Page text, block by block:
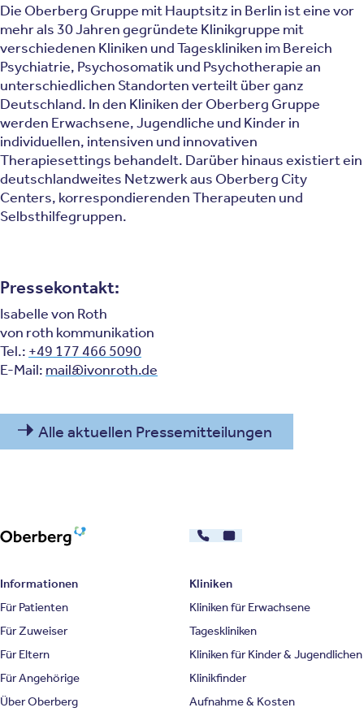
Die Oberberg Gruppe mit Hauptsitz in Berlin ist eine vor
mehr als 30 Jahren gegründete Klinikgruppe mit
verschiedenen Kliniken und Tageskliniken im Bereich
Psychiatrie, Psychosomatik und Psychotherapie an
unterschiedlichen Standorten verteilt über ganz
Deutschland. In den Kliniken der Oberberg Gruppe
werden Erwachsene, Jugendliche und Kinder in
individuellen, intensiven und innovativen
Therapiesettings behandelt. Darüber hinaus existiert ein
deutschlandweites Netzwerk aus Oberberg City
Centers, korrespondierenden Therapeuten und
Selbsthilfegruppen.
Pressekontakt:
Isabelle von Roth
von roth kommunikation
Tel.: +49 177 466 5090
E-Mail: mail@ivonroth.de
Alle aktuellen Pressemitteilungen
030 - 26478607
Kontakt
Informationen
Für Patienten
Für Zuweiser
Für Eltern
Für Angehörige
Über Oberberg
Kliniken
Kliniken für Erwachsene
Tageskliniken
Kliniken für Kinder & Jugendlichen
Klinikfinder
Aufnahme & Kosten